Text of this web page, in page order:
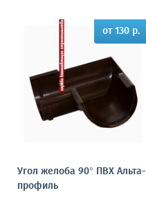
от 130 р.
Угол желоба 90° ПВХ Альта-
профиль